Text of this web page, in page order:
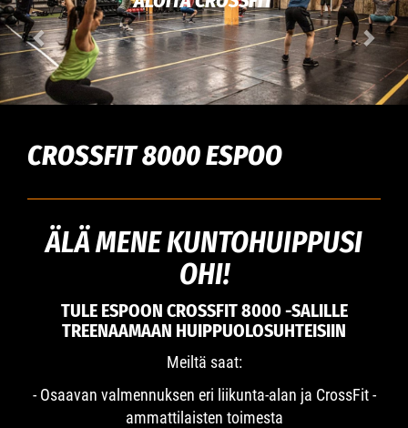
CROSSFIT 8000 ESPOO
ÄLÄ MENE KUNTOHUIPPUSI
OHI!
TULE ESPOON CROSSFIT 8000 -SALILLE
TREENAAMAAN HUIPPUOLOSUHTEISIIN
Meiltä saat:
- Osaavan valmennuksen eri liikunta-alan ja CrossFit -
ammattilaisten toimesta